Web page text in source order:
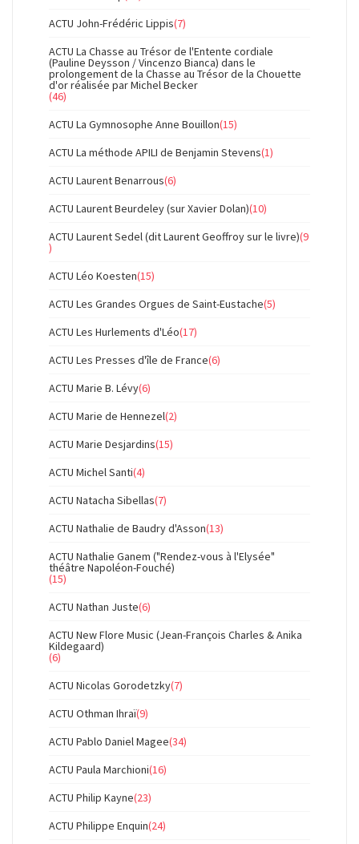
ACTU John-Frédéric Lippis(7)
ACTU La Chasse au Trésor de l'Entente cordiale
(Pauline Deysson / Vincenzo Bianca) dans le
prolongement de la Chasse au Trésor de la Chouette
d'or réalisée par Michel Becker
(46)
ACTU La Gymnosophe Anne Bouillon(15)
ACTU La méthode APILI de Benjamin Stevens(1)
ACTU Laurent Benarrous(6)
ACTU Laurent Beurdeley (sur Xavier Dolan)(10)
ACTU Laurent Sedel (dit Laurent Geoffroy sur le livre)(9
)
ACTU Léo Koesten(15)
ACTU Les Grandes Orgues de Saint-Eustache(5)
ACTU Les Hurlements d'Léo(17)
ACTU Les Presses d'île de France(6)
ACTU Marie B. Lévy(6)
ACTU Marie de Hennezel(2)
ACTU Marie Desjardins(15)
ACTU Michel Santi(4)
ACTU Natacha Sibellas(7)
ACTU Nathalie de Baudry d'Asson(13)
ACTU Nathalie Ganem ("Rendez-vous à l'Elysée"
théâtre Napoléon-Fouché)
(15)
ACTU Nathan Juste(6)
ACTU New Flore Music (Jean-François Charles & Anika
Kildegaard)
(6)
ACTU Nicolas Gorodetzky(7)
ACTU Othman Ihraï(9)
ACTU Pablo Daniel Magee(34)
ACTU Paula Marchioni(16)
ACTU Philip Kayne(23)
ACTU Philippe Enquin(24)